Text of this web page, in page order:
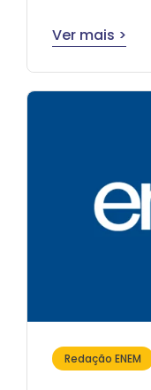
Ver mais >
Redação ENEM